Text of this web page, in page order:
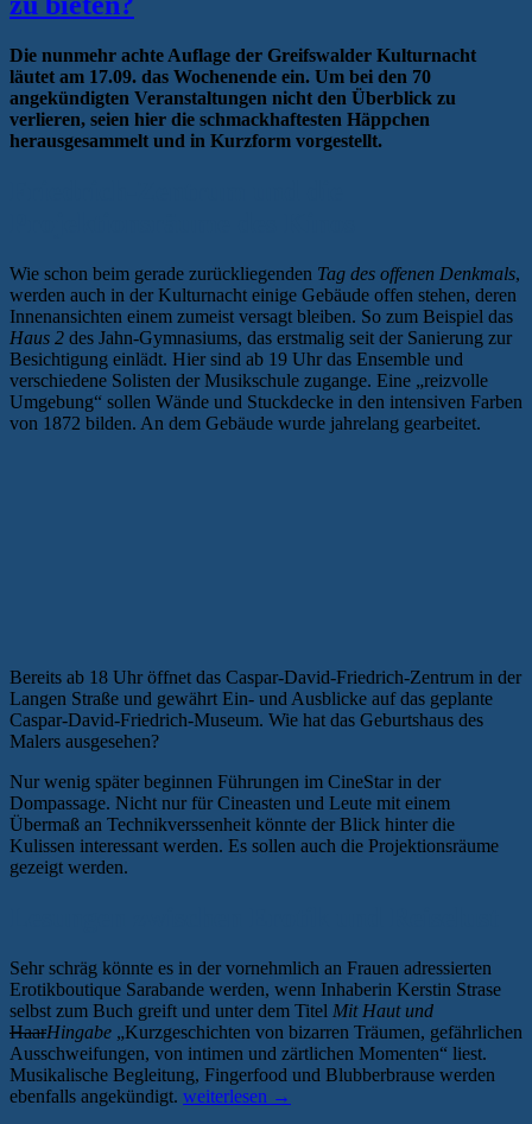
Die nunmehr achte Auflage der Greifswalder Kulturnacht
läutet am 17.09. das Wochenende ein. Um bei den 70
angekündigten Veranstaltungen nicht den Überblick zu
verlieren, seien hier die schmackhaftesten Häppchen
herausgesammelt und in Kurzform vorgestellt.
Wie schon beim gerade zurückliegenden Tag des offenen Denkmals,
werden auch in der Kulturnacht einige Gebäude offen stehen, deren
Innenansichten einem zumeist versagt bleiben. So zum Beispiel das
Haus 2 des Jahn-Gymnasiums, das erstmalig seit der Sanierung zur
Besichtigung einlädt. Hier sind ab 19 Uhr das Ensemble und
verschiedene Solisten der Musikschule zugange. Eine „reizvolle
Umgebung“ sollen Wände und Stuckdecke in den intensiven Farben
von 1872 bilden. An dem Gebäude wurde jahrelang gearbeitet.
Bereits ab 18 Uhr öffnet das Caspar-David-Friedrich-Zentrum in der
Langen Straße und gewährt Ein- und Ausblicke auf das geplante
Caspar-David-Friedrich-Museum. Wie hat das Geburtshaus des
Malers ausgesehen?
Nur wenig später beginnen Führungen im CineStar in der
Dompassage. Nicht nur für Cineasten und Leute mit einem
Übermaß an Technikverssenheit könnte der Blick hinter die
Kulissen interessant werden. Es sollen auch die Projektionsräume
gezeigt werden.
Sehr schräg könnte es in der vornehmlich an Frauen adressierten
Erotikboutique Sarabande werden, wenn Inhaberin Kerstin Strase
selbst zum Buch greift und unter dem Titel Mit Haut und
HaarHingabe „Kurzgeschichten von bizarren Träumen, gefährlichen
Ausschweifungen, von intimen und zärtlichen Momenten“ liest.
Musikalische Begleitung, Fingerfood und Blubberbrause werden
ebenfalls angekündigt. „Was
weiterlesen →